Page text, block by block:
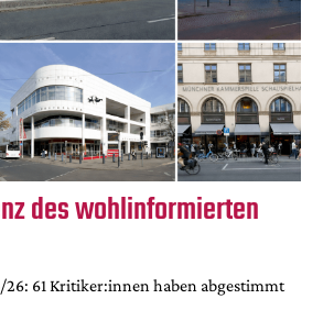
des wohlinformierten
26: 61 Kritiker:innen haben abgestimmt